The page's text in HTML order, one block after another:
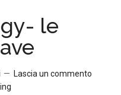
le
Lascia un commento